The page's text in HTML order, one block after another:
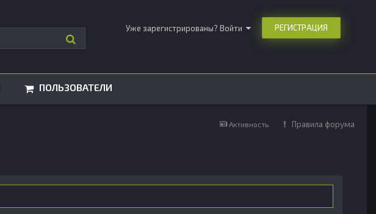
Уже зарегистрированы? Войти РЕГИСТРАЦИЯ
ПОЛЬЗОВАТЕЛИ
Активность Правила форума